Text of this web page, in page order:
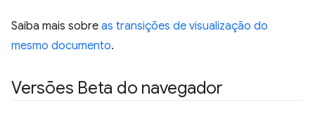
Saiba mais sobre as transições de visualização do
mesmo documento.
Versões Beta do navegador